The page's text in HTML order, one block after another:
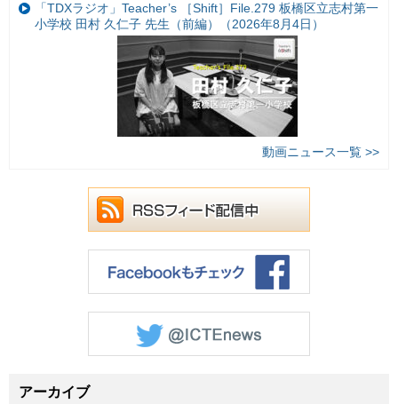
「TDXラジオ」Teacher’s ［Shift］File.279 板橋区立志村第一
小学校 田村 久仁子 先生（前編）（2026年8月4日）
動画ニュース一覧 >>
アーカイブ